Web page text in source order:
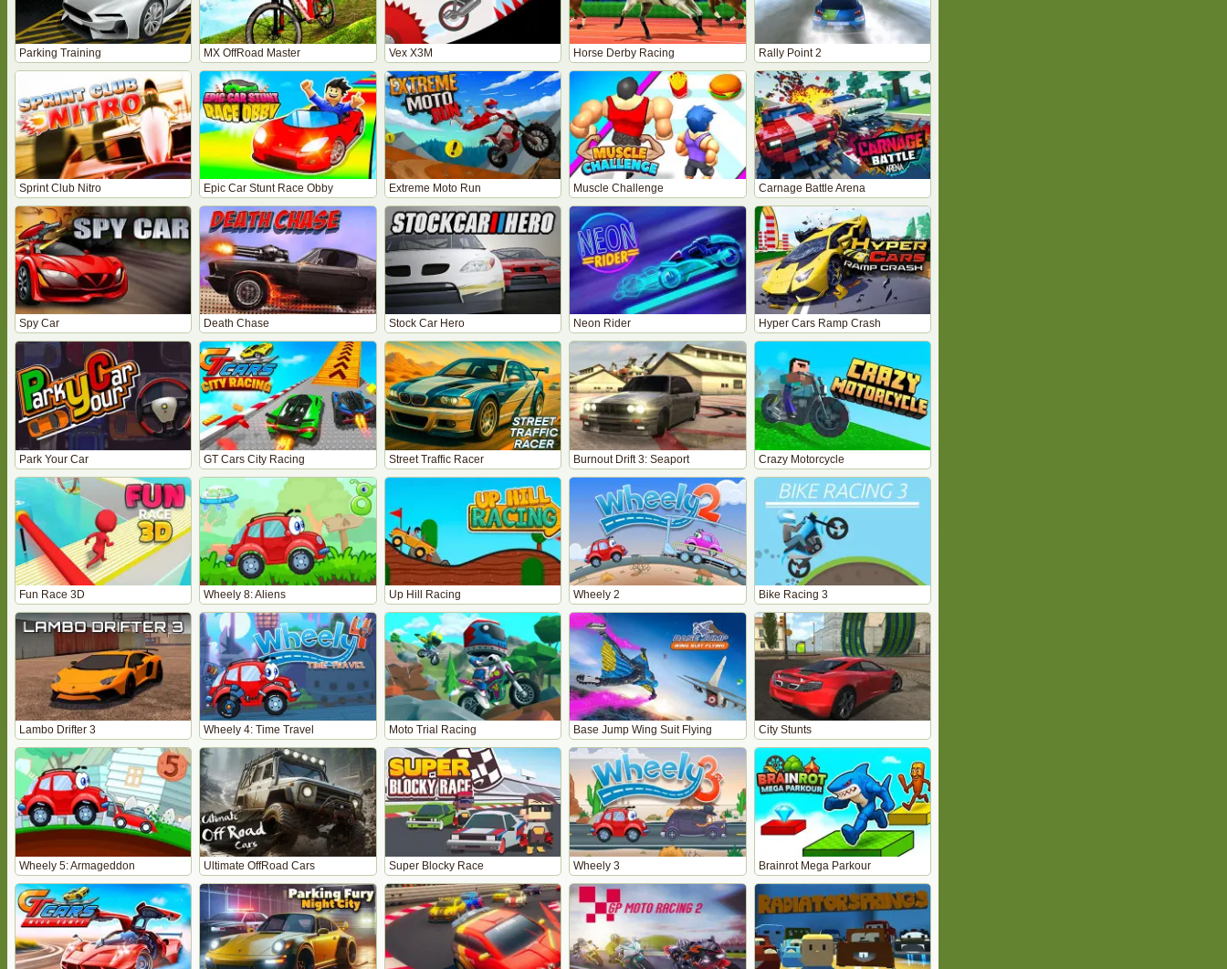
Parking Training MX OffRoad Master Vex X3M Horse Derby Racing Rally Point 2
Sprint Club Nitro Epic Car Stunt Race Obby Extreme Moto Run Muscle Challenge Carnage Battle Arena
Spy Car Death Chase Stock Car Hero Neon Rider Hyper Cars Ramp Crash
Park Your Car GT Cars City Racing Street Traffic Racer Burnout Drift 3: Seaport Crazy Motorcycle
Fun Race 3D Wheely 8: Aliens Up Hill Racing Wheely 2 Bike Racing 3
Lambo Drifter 3 Wheely 4: Time Travel Moto Trial Racing Base Jump Wing Suit Flying City Stunts
Wheely 5: Armageddon Ultimate OffRoad Cars Super Blocky Race Wheely 3 Brainrot Mega Parkour